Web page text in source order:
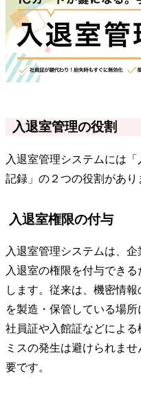
入退室管理の役割
入退室管理システムには
記録」の２つの役割があり
入退室権限の付与
入退室管理システムは、
入退室の権限を付与でき
します。従来は、機密情
を製造・保管している場所
社員証や入館証などによ
ミスの発生は避けられま
要です。